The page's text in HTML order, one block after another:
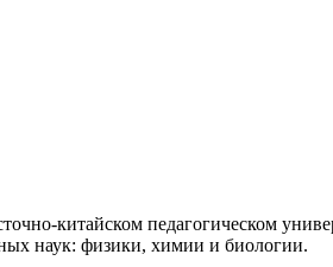
китайском педагогическом
наук: физики, химии и биологии.